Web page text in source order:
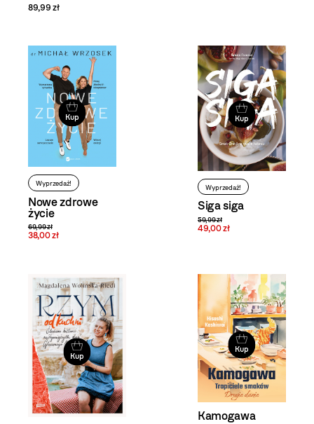
89,99 zł
Kup
Wyprzedaż!
Nowe zdrowe
życie
69,99 zł
38,00 zł
Kup
Wyprzedaż!
Siga siga
59,99 zł
49,00 zł
Kup
Kup
Kamogawa